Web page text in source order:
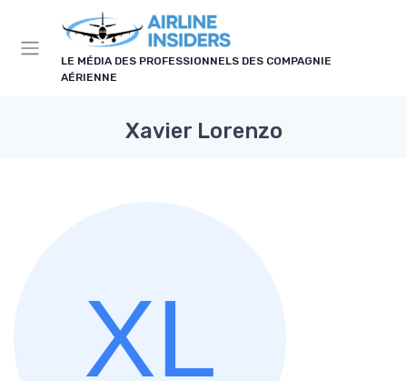
LE MÉDIA DES PROFESSIONNELS DES COMPAGNIE
AÉRIENNE
Xavier Lorenzo
Panneau de gestion des cookies